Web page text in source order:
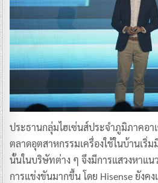
ประธานกลุ่มไฮเซ่นส์ประจำภูมิภาคอา
ตลาดอุตสาหกรรมเครื่องใช้ในบ้านเริ่
นั้นในบริษัทต่าง ๆ จึงมีการแสวงหาแ
การแข่งขันมากขึ้น โดย Hisense ยังค